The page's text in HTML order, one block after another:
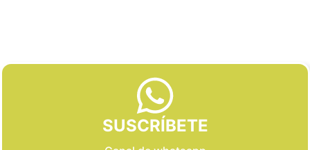
SUSCRÍBETE